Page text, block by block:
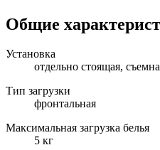
Общие
Установка
отдельно стоящая,
Тип загрузки
фронтальная
Максимальная загрузка белья
5 кг